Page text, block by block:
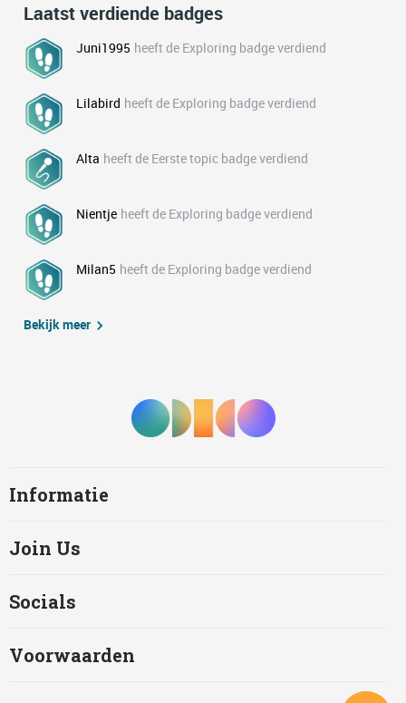
Laatst verdiende badges
Juni1995 heeft de Exploring badge verdiend
Lilabird heeft de Exploring badge verdiend
Alta heeft de Eerste topic badge verdiend
Nientje heeft de Exploring badge verdiend
Milan5 heeft de Exploring badge verdiend
Bekijk meer
Informatie
Join Us
Socials
Voorwaarden